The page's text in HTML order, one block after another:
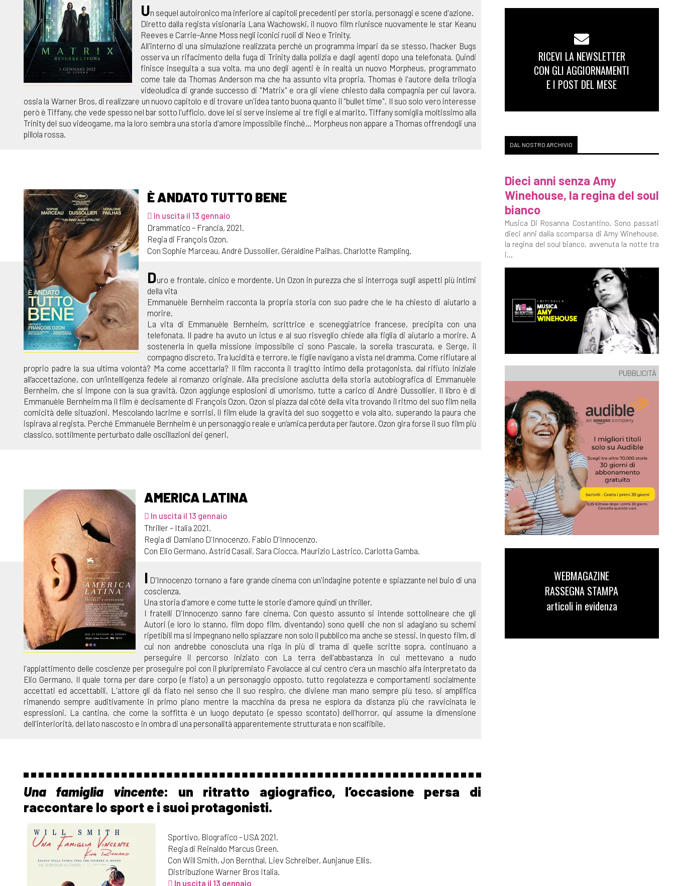
Un sequel autoironico ma inferiore ai capitoli precedenti per storia, personaggi e scene d'azione.
Diretto dalla regista visionaria Lana Wachowski, il nuovo film riunisce nuovamente le star Keanu
Reeves e Carrie-Anne Moss negli iconici ruoli di Neo e Trinity.
All'interno di una simulazione realizzata perché un programma impari da se stesso, l'hacker Bugs
osserva un rifacimento della fuga di Trinity dalla polizia e dagli agenti dopo una telefonata. Quindi
finisce inseguita a sua volta, ma uno degli agenti è in realtà un nuovo Morpheus, programmato
come tale da Thomas Anderson ma che ha assunto vita propria. Thomas è l'autore della trilogia
videoludica di grande successo di "Matrix" e ora gli viene chiesto dalla compagnia per cui lavora,
ossia la Warner Bros, di realizzare un nuovo capitolo e di trovare un'idea tanto buona quanto il "bullet time". Il suo solo vero interesse
però è Tiffany, che vede spesso nel bar sotto l'ufficio, dove lei si serve insieme ai tre figli e al marito. Tiffany somiglia moltissimo alla
Trinity del suo videogame, ma la loro sembra una storia d'amore impossibile finché... Morpheus non appare a Thomas offrendogli una
pillola rossa.
È ANDATO TUTTO BENE
In uscita il 13 gennaio
Drammatico – Francia, 2021.
Regia di François Ozon.
Con Sophie Marceau, André Dussollier, Géraldine Pailhas, Charlotte Rampling.
Duro e frontale, cinico e mordente. Un Ozon in purezza che si interroga sugli aspetti più intimi
della vita
Emmanuèle Bernheim racconta la propria storia con suo padre che le ha chiesto di aiutarlo a
morire.
La vita di Emmanuèle Bernheim, scrittrice e sceneggiatrice francese, precipita con una
telefonata. Il padre ha avuto un ictus e al suo risveglio chiede alla figlia di aiutarlo a morire. A
sostenerla in quella missione impossibile ci sono Pascale, la sorella trascurata, e Serge, il
compagno discreto. Tra lucidità e terrore, le figlie navigano a vista nel dramma. Come rifiutare al
proprio padre la sua ultima volontà? Ma come accettarla? Il film racconta il tragitto intimo della protagonista, dal rifiuto iniziale
all’accettazione, con un’intelligenza fedele al romanzo originale. Alla precisione asciutta della storia autobiografica di Emmanuèle
Bernheim, che si impone con la sua gravità, Ozon aggiunge esplosioni di umorismo, tutte a carico di André Dussollier. Il libro è di
Emmanuèle Bernheim ma il film è decisamente di François Ozon. Ozon si piazza dal côté della vita trovando il ritmo del suo film nella
comicità delle situazioni. Mescolando lacrime e sorrisi, il film elude la gravità del suo soggetto e vola alto, superando la paura che
ispirava al regista. Perché Emmanuèle Bernheim è un personaggio reale e un’amica perduta per l’autore. Ozon gira forse il suo film più
classico, sottilmente perturbato dalle oscillazioni dei generi.
AMERICA LATINA
In uscita il 13 gennaio
Thriller – Italia 2021.
Regia di Damiano D'Innocenzo, Fabio D'Innocenzo.
Con Elio Germano, Astrid Casali, Sara Ciocca, Maurizio Lastrico, Carlotta Gamba.
I D'Innocenzo tornano a fare grande cinema con un'indagine potente e spiazzante nel buio di una
coscienza.
Una storia d'amore e come tutte le storie d'amore quindi un thriller.
I fratelli D'Innocenzo sanno fare cinema. Con questo assunto si intende sottolineare che gli
Autori (e loro lo stanno, film dopo film, diventando) sono quelli che non si adagiano su schemi
ripetibili ma si impegnano nello spiazzare non solo il pubblico ma anche se stessi. In questo film, di
cui non andrebbe conosciuta una riga in più di trama di quelle scritte sopra, continuano a
perseguire il percorso iniziato con La terra dell'abbastanza in cui mettevano a nudo
l'appiattimento delle coscienze per proseguire poi con il pluripremiato Favolacce al cui centro c'era un maschio alfa interpretato da
Elio Germano. Il quale torna per dare corpo (e fiato) a un personaggio opposto, tutto regolatezza e comportamenti socialmente
accettati ed accettabili. L'attore gli dà fiato nel senso che il suo respiro, che diviene man mano sempre più teso, si amplifica
rimanendo sempre auditivamente in primo piano mentre la macchina da presa ne esplora da distanza più che ravvicinata le
espressioni. La cantina, che come la soffitta è un luogo deputato (e spesso scontato) dell'horror, qui assume la dimensione
dell'interiorità, del lato nascosto e in ombra di una personalità apparentemente strutturata e non scalfibile.
Una famiglia vincente: un ritratto agiografico, l’occasione persa di
raccontare lo sport e i suoi protagonisti.
Sportivo, Biografico - USA 2021.
Regia di Reinaldo Marcus Green.
Con Will Smith, Jon Bernthal, Liev Schreiber, Aunjanue Ellis.
Distribuzione Warner Bros Italia.
In uscita il 13 gennaio
RICEVI LA NEWSLETTER
CON GLI AGGIORNAMENTI
E I POST DEL MESE
DAL NOSTRO ARCHIVIO
Dieci anni senza Amy
Winehouse, la regina del soul
bianco
Musica Di Rosanna Costantino. Sono passati
dieci anni dalla scomparsa di Amy Winehouse,
la regina del soul bianco, avvenuta la notte tra
i...
PUBBLICITÀ
WEBMAGAZINE
RASSEGNA STAMPA
articoli in evidenza